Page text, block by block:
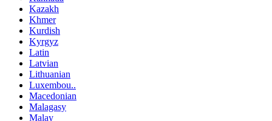
Kazakh
Khmer
Kurdish
Kyrgyz
Latin
Latvian
Lithuanian
Luxembou..
Macedonian
Malagasy
Malay